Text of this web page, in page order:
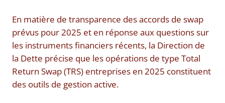
En matière de transparence des accords de swap
prévus pour 2025 et en réponse aux questions sur
les instruments financiers récents, la Direction de
la Dette précise que les opérations de type Total
Return Swap (TRS) entreprises en 2025 constituent
des outils de gestion active.